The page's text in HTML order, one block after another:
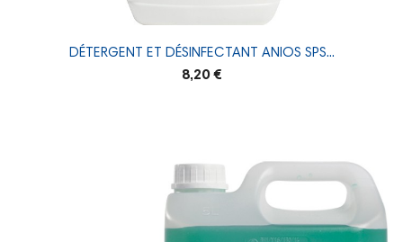
DÉTERGENT ET DÉSINFECTANT ANIOS SPS...
8,20 €